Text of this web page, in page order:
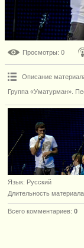
Просмотры: 0
Описание
Группа «Уматурман».
Язык: Русский
Длительность материала
Всего комментариев: 0